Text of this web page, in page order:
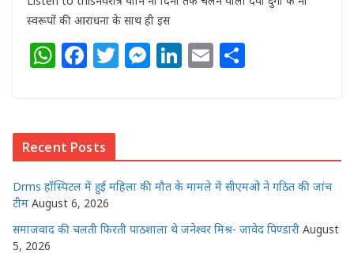
स्वरूपों की आराधना के साथ ही इस
W
s
A
p
p
F
e
b
o
o
k
T
r
M
n
g
r
Li
dI
n
E
Recent Posts
Drms हॉस्पिटल में हुई महिला की मौत के मामले में सीएमओ ने गठित की जांच
टीम August 6, 2026
समाजवाद की चलती फिरती पाठशाला थे जनेश्वर मिश्र- जावेद पिण्डारी August
5, 2026